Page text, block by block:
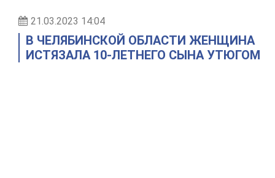
21.03.2023 14:04
В ЧЕЛЯБИНСКОЙ ОБЛАСТИ ЖЕНЩИНА
ИСТЯЗАЛА 10-ЛЕТНЕГО СЫНА УТЮГОМ